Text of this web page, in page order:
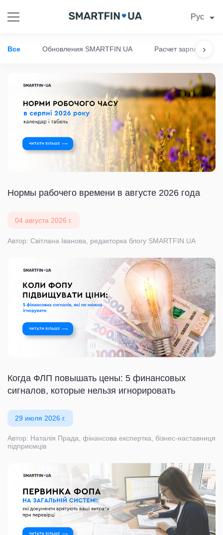
Рус
›
Все Обновления SMARTFIN.UA Расчет зарплаты
Нормы рабочего времени в августе 2026 года
04 августа 2026 г.
Автор: Світлана Іванова, редакторка блогу SMARTFIN.UA
Когда ФЛП повышать цены: 5 финансовых
сигналов, которые нельзя игнорировать
29 июля 2026 г.
Автор: Наталія Прада, фінансова експертка, бізнес-наставниця
підприємців